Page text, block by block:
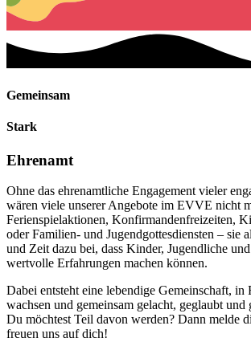
Gemeinsam
Stark
Ehrenamt
Ohne das ehrenamtliche Engagement vieler
wären viele unserer Angebote im EVVE nicht
Ferienspielaktionen, Konfirmandenfreizeiten,
oder Familien- und Jugendgottesdiensten – sie
und Zeit dazu bei, dass Kinder, Jugendliche
wertvolle Erfahrungen machen können.
Dabei entsteht eine lebendige Gemeinschaft, in
wachsen und gemeinsam gelacht, geglaubt und
Du möchtest Teil davon werden? Dann melde
freuen uns auf dich!